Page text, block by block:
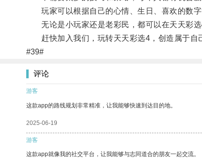
玩家可以根据自己的心情、生日、喜欢的数字
无论是小玩家还是老彩民，都可以在天天彩选
赶快加入我们，玩转天天彩选4，创造属于自
#39#
评论
游客
这款app的路线规划非常精准，让我能够快速到达目的地。
2025-06-19
游客
这款app就像我的社交平台，让我能够与志同道合的朋友一起交流。